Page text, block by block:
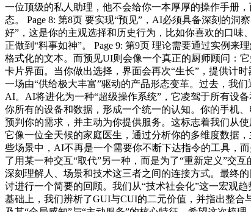
一位顶级的私人助理，他不会给你一本厚厚的操作手册
态。 Page 8: 第8页 要实现“预见”，AI必须具备深刻的
好”，这是你的主观选择和历史行为，比如你喜欢的口
正做到“料事如神”。 Page 9: 第9页 理论需要通过实例
格式化的文本。而预见UI则会像一个真正的厨师顾问：
卡片界面。当你做出选择，界面会再次“生长”，提供计
一场由“供给极大丰富”驱动的产品形态变革。过去，我
AI。AI将进化为一种“超级操作系统”，它凌驾于所有设
你所有的设备和数据，形成一个统一的认知。你的手机
预判你的需求，并主动为你提供服务。这标志着我们从使
它像一位全天候的家庭医生，通过分析你的多维度数据
些场景中，AI不再是一个需要你不断下达指令的工具，
了用某一种交互“取代”另一种，而是为了“重新定义”交
深刻理解人、场景和技术这三者之间的连接方式。最终
讨进行一个简要的回顾。我们从“技术社会化”这一宏观
基础上，我们辨析了GUI与CUI的二元价值，并指出整合